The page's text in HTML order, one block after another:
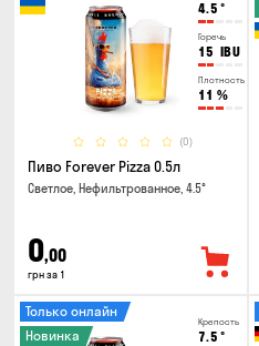
4.5 °
Горечь
15 IBU
Плотность
11 %
(0)
Пиво Forever Pizza 0.5л
Светлое, Нефильтрованное, 4.5°
0,00
грн за 1
Крепость
7.5 °
Только онлайн
Новинка